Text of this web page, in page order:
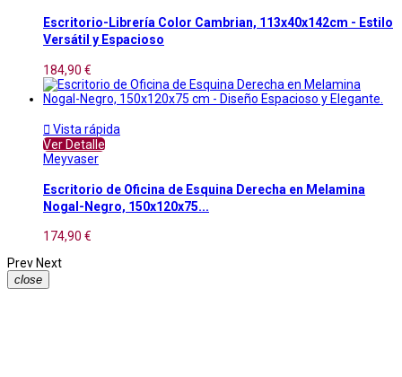
Escritorio-Librería Color Cambrian, 113x40x142cm - Estilo
Versátil y Espacioso
184,90 €
 Vista rápida
Ver Detalle
Meyvaser
Escritorio de Oficina de Esquina Derecha en Melamina
Nogal-Negro, 150x120x75...
174,90 €
Prev Next
close